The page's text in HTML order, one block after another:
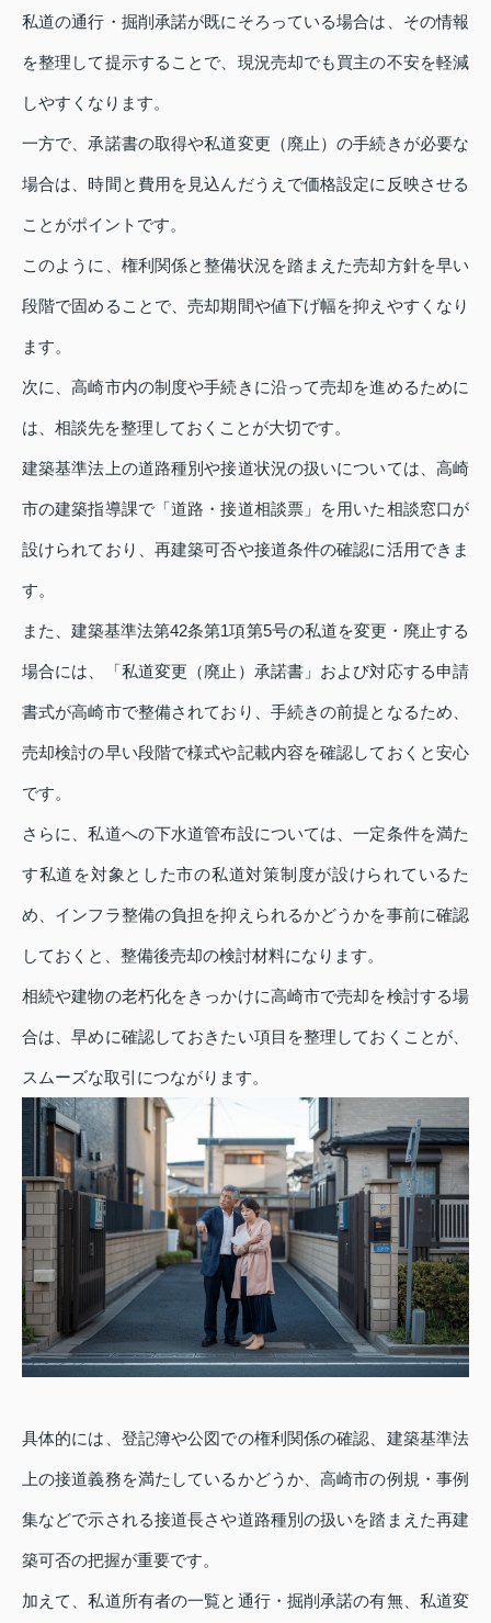
私道の通行・掘削承諾が既にそろっている場合は、その情報
を整理して提示することで、現況売却でも買主の不安を軽減
しやすくなります。
一方で、承諾書の取得や私道変更（廃止）の手続きが必要な
場合は、時間と費用を見込んだうえで価格設定に反映させる
ことがポイントです。
このように、権利関係と整備状況を踏まえた売却方針を早い
段階で固めることで、売却期間や値下げ幅を抑えやすくなり
ます。
次に、高崎市内の制度や手続きに沿って売却を進めるために
は、相談先を整理しておくことが大切です。
建築基準法上の道路種別や接道状況の扱いについては、高崎
市の建築指導課で「道路・接道相談票」を用いた相談窓口が
設けられており、再建築可否や接道条件の確認に活用できま
す。
また、建築基準法第42条第1項第5号の私道を変更・廃止する
場合には、「私道変更（廃止）承諾書」および対応する申請
書式が高崎市で整備されており、手続きの前提となるため、
売却検討の早い段階で様式や記載内容を確認しておくと安心
です。
さらに、私道への下水道管布設については、一定条件を満た
す私道を対象とした市の私道対策制度が設けられているた
め、インフラ整備の負担を抑えられるかどうかを事前に確認
しておくと、整備後売却の検討材料になります。
相続や建物の老朽化をきっかけに高崎市で売却を検討する場
合は、早めに確認しておきたい項目を整理しておくことが、
スムーズな取引につながります。
具体的には、登記簿や公図での権利関係の確認、建築基準法
上の接道義務を満たしているかどうか、高崎市の例規・事例
集などで示される接道長さや道路種別の扱いを踏まえた再建
築可否の把握が重要です。
加えて、私道所有者の一覧と通行・掘削承諾の有無、私道変